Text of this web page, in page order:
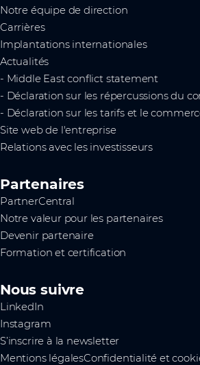
Notre équipe de direction
Carrières
Implantations internationales
Actualités
- Middle East conflict statement
- Déclaration sur les répercussions du
- Déclaration sur les tarifs et le
Site web de l'entreprise
Relations avec les investisseurs
Partenaires
PartnerCentral
Notre valeur pour les partenaires
Devenir partenaire
Formation et certification
Nous suivre
LinkedIn
Instagram
S’inscrire à la newsletter
Mentions légalesConfidentialité et